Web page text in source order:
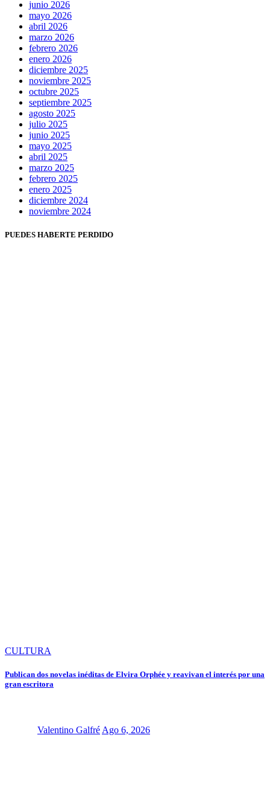
junio 2026
mayo 2026
abril 2026
marzo 2026
febrero 2026
enero 2026
diciembre 2025
noviembre 2025
octubre 2025
septiembre 2025
agosto 2025
julio 2025
junio 2025
mayo 2025
abril 2025
marzo 2025
febrero 2025
enero 2025
diciembre 2024
noviembre 2024
PUEDES HABERTE PERDIDO
CULTURA
Publican dos novelas inéditas de Elvira Orphée y reavivan el interés por una
gran escritora
Valentino Galfré Ago 6, 2026